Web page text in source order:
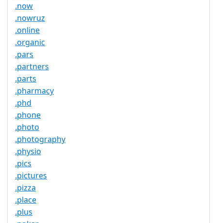
.now
.nowruz
.online
.organic
.pars
.partners
.parts
.pharmacy
.phd
.phone
.photo
.photography
.physio
.pics
.pictures
.pizza
.place
.plus